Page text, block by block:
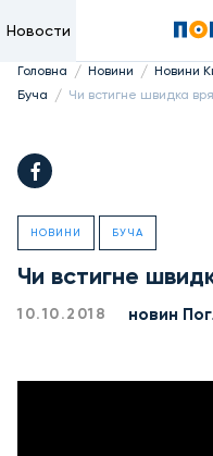
Новости
Головна / Новини / Новини
Буча / Чи встигне швидка
НОВИНИ БУЧА
Чи встигне
10.10.2018 новин